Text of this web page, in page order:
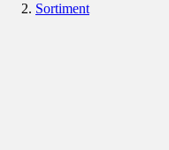
Sortiment